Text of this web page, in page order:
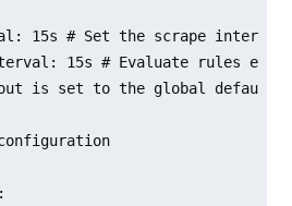
15s # Set the scrape
15s # Evaluate rules
is set to the global default